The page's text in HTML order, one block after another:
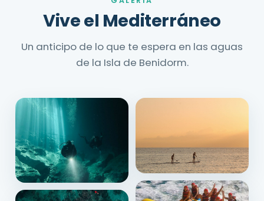
Vive el Mediterráneo
Un anticipo de lo que te espera en las aguas
de la Isla de Benidorm.